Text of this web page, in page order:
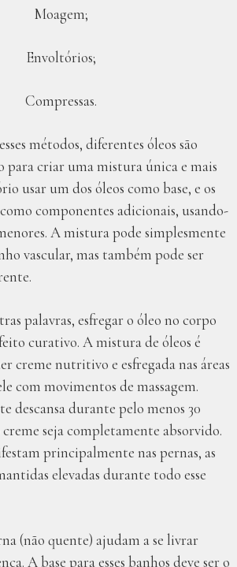
Moagem;
Envoltórios;
Compressas.
métodos, diferentes óleos são
criar uma mistura única e mais
usar um dos óleos como base, e os
componentes adicionais, usando-
A mistura pode simplesmente
vascular, mas também pode ser
palavras, esfregar o óleo no corpo
curativo. A mistura de óleos é
creme nutritivo e esfregada nas áreas
com movimentos de massagem.
descansa durante pelo menos 30
seja completamente absorvido.
principalmente nas pernas, as
elevadas durante todo esse
(não quente) ajudam a se livrar
A base para esses banhos deve ser o